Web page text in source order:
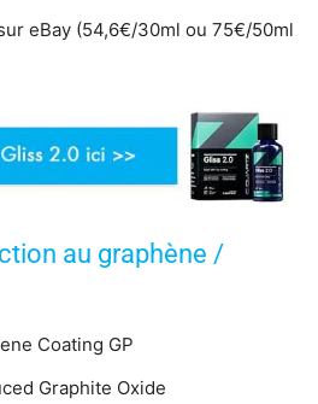
eBay (54,6€/30ml ou 75€/50ml
au graphène /
Coating GP
Graphite Oxide